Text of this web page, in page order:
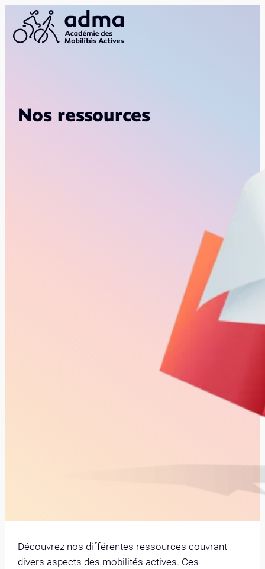
Nos ressources
Découvrez nos différentes ressources couvrant
divers aspects des mobilités actives. Ces